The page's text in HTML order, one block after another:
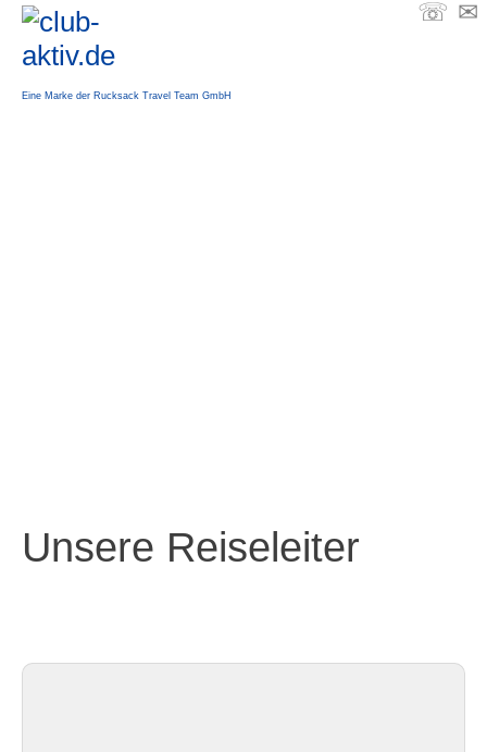
Eine Marke der Rucksack Travel Team GmbH
☏ ✉
Unsere Reiseleiter